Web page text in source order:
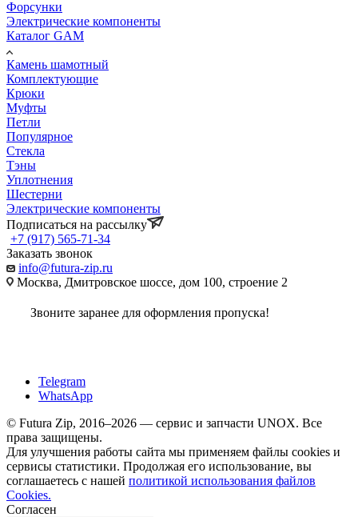
Форсунки
Электрические компоненты
Каталог GAM
Камень шамотный
Комплектующие
Крюки
Муфты
Петли
Популярное
Стекла
Тэны
Уплотнения
Шестерни
Электрические компоненты
Подписаться на рассылку
+7 (917) 565-71-34
Заказать звонок
info@futura-zip.ru
Москва, Дмитровское шоссе, дом 100, строение 2
Звоните заранее для оформления пропуска!
Telegram
WhatsApp
© Futura Zip, 2016–2026 — сервис и запчасти UNOX. Все
права защищены.
Для улучшения работы сайта мы применяем файлы cookies и
сервисы статистики. Продолжая его использование, вы
соглашаетесь с нашей политикой использования файлов
Cookies.
Согласен